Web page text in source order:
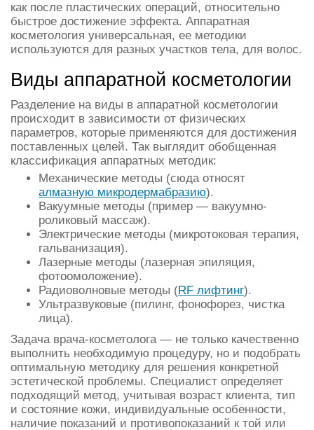
как после пластических операций, относительно
быстрое достижение эффекта. Аппаратная
косметология универсальная, ее методики
используются для разных участков тела, для волос.
Виды аппаратной косметологии
Разделение на виды в аппаратной косметологии
происходит в зависимости от физических
параметров, которые применяются для достижения
поставленных целей. Так выглядит обобщенная
классификация аппаратных методик:
Механические методы (сюда относят
алмазную микродермабразию).
Вакуумные методы (пример — вакуумно-
роликовый массаж).
Электрические методы (микротоковая терапия,
гальванизация).
Лазерные методы (лазерная эпиляция,
фотоомоложение).
Радиоволновые методы (RF лифтинг).
Ультразвуковые (пилинг, фонофорез, чистка
лица).
Задача врача-косметолога — не только качественно
выполнить необходимую процедуру, но и подобрать
оптимальную методику для решения конкретной
эстетической проблемы. Специалист определяет
подходящий метод, учитывая возраст клиента, тип
и состояние кожи, индивидуальные особенности,
наличие показаний и противопоказаний к той или